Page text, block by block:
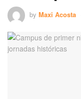
by Maxi Acosta